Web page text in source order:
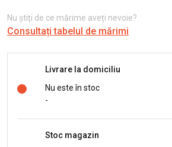
Nu știți de ce mărime aveți nevoie?
Consultați tabelul de mărimi
Livrare la domiciliu
Nu este în stoc
-
Stoc magazin